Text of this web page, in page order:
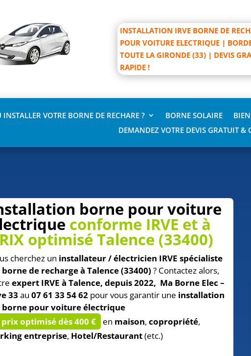
INSTALLATION IRVE BORNE DE
POUR VOITURE ELECTRIQUE |
TOUTE LA GIRONDE (33) | DEVIS
RAPIDE !
INSTALLER VOTRE BORNE DE RECHARE ? BORNE SOLAIRE
DEMANDEZ VOTRE DEVIS GRATUIT &
borne pour voiture
conforme IRVE et à
optimisé Talence (33400)
cherchez un installateur / électricien IRVE spécialiste
borne de recharge à Talence (33400) ? Contactez alors,
expert IRVE à Talence, depuis 2022, Ma Borne Elec –
33 au07 61 33 54 62 pour vous garantir une installation
borne pour voiture électrique
prix optimisé dès 400 €
en maison,copropriété,
entreprise, Hotel/Restaurant(etc.)